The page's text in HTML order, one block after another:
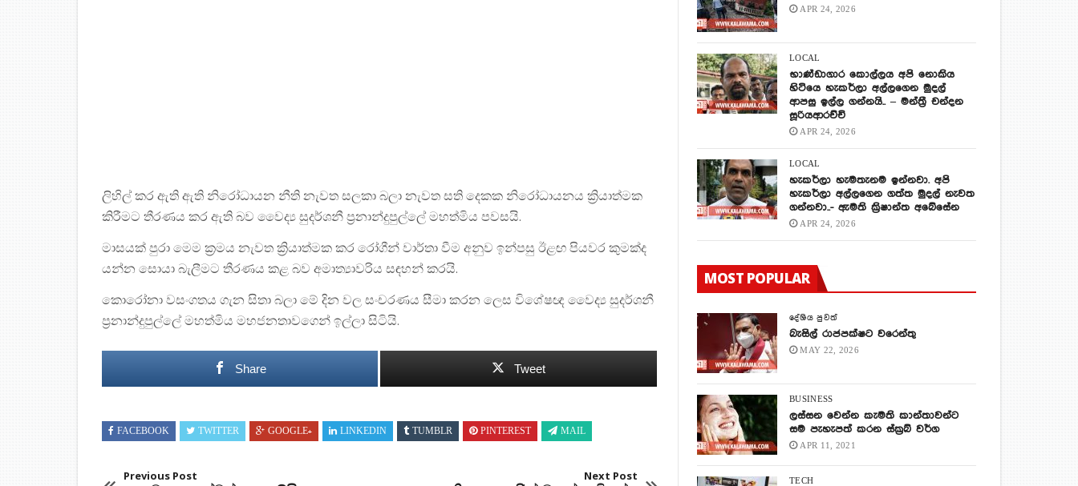
ලිහිල් කර ඇති ඇති නිරෝධායන නීති නැවත සලකා බලා නැවත සති දෙකක නිරෝධායනය ක්‍රියාත්මක
කිරීමට තීරණය කර ඇති බව වෛද්‍ය සුදර්ශනී ප්‍රනාන්දුපුල්ලේ මහත්මිය පවසයි.
මාසයක් පුරා මෙම ක්‍රමය නැවත ක්‍රියාත්මක කර රෝගීන් වාර්තා වීම අනුව ඉන්පසු ඊළඟ පියවර කුමක්ද
යන්න සොයා බැලීමට තීරණය කළ බව අමාත්‍යාවරිය සඳහන් කරයි.
කොරෝනා වසංගතය ගැන සිතා බලා මේ දින වල සංචරණය සීමා කරන ලෙස විශේෂඥ වෛද්‍ය සුදර්ශනී
ප්‍රනාන්දුපුල්ලේ මහත්මිය මහජනතාවගෙන් ඉල්ලා සිටියි.
Share Tweet
FACEBOOK TWITTER GOOGLE+ LINKEDIN TUMBLR PINTEREST MAIL
Previous Post Next Post
APR 24, 2026
LOCAL
භාණ්ඩාගාර කොල්ලය අපි නොකිය
හිටියෙ හැකර්ලා අල්ලගෙන මුදල්
ආපසු ඉල්ල ගන්නයි.. – මන්ත්‍රී චන්දන
සූරියආරච්චි
APR 24, 2026
LOCAL
හැකර්ලා හැමතැනම ඉන්නවා. අපි
හැකර්ලා අල්ලගෙන ගත්ත මුදල් නැවත
ගන්නවා..- ඇමති ක්‍රිෂාන්ත අබේසේන
APR 24, 2026
MOST POPULAR
දේශිය පුවත්
බැසිල් රාජපක්ෂට වරෙන්තු
MAY 22, 2026
BUSINESS
ලස්සන වෙන්න කැමති කාන්තාවන්ට
සම පැහැපත් කරන ස්ක්‍රබ් වර්ග
APR 11, 2021
TECH